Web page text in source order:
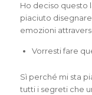
Ho deciso questo
piaciuto
emozioni
Vorresti fare
Sì perché mi sta
tutti i segreti che